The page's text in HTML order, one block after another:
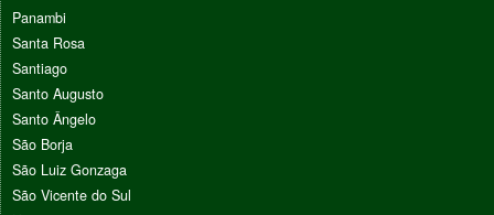
Panambi
Santa Rosa
Santiago
Santo Augusto
Santo Ângelo
São Borja
São Luiz Gonzaga
São Vicente do Sul